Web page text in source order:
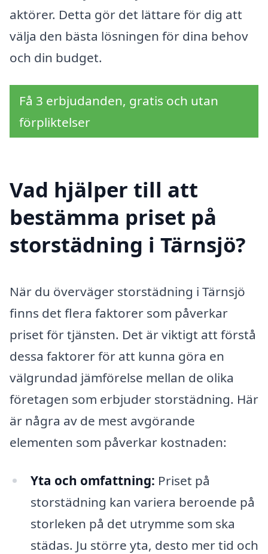
aktörer. Detta gör det lättare för dig att
välja den bästa lösningen för dina behov
och din budget.
Få 3 erbjudanden, gratis och utan
förpliktelser
Vad hjälper till att
bestämma priset på
storstädning i Tärnsjö?
När du överväger storstädning i Tärnsjö
finns det flera faktorer som påverkar
priset för tjänsten. Det är viktigt att förstå
dessa faktorer för att kunna göra en
välgrundad jämförelse mellan de olika
företagen som erbjuder storstädning. Här
är några av de mest avgörande
elementen som påverkar kostnaden:
Yta och omfattning: Priset på
storstädning kan variera beroende på
storleken på det utrymme som ska
städas. Ju större yta, desto mer tid och